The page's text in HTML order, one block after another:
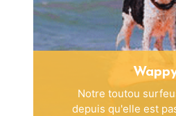
Notre toutou
depuis qu'elle est